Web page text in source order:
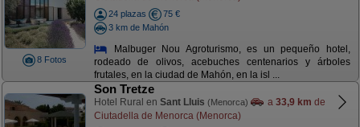
8 Fotos
24 plazas
75 €
3 km de Mahón
Malbuger Nou Agroturismo, es un pequeño hotel,
rodeado de olivos, acebuches centenarios y árboles
frutales, en la ciudad de Mahón, en la isl ...
Son Tretze
Hotel Rural en Sant Lluis (Menorca) a 33,9 km de
Ciutadella de Menorca (Menorca)